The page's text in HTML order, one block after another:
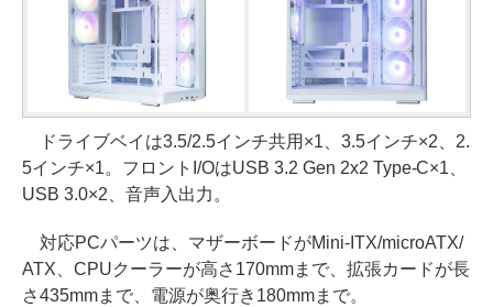
ドライブベイは3.5/2.5インチ共用×1、3.5インチ×2、2.
5インチ×1。フロントI/OはUSB 3.2 Gen 2x2 Type-C×1、
USB 3.0×2、音声入出力。
対応PCパーツは、マザーボードがMini-ITX/microATX/
ATX、CPUクーラーが高さ170mmまで、拡張カードが長
さ435mmまで、電源が奥行き180mmまで。